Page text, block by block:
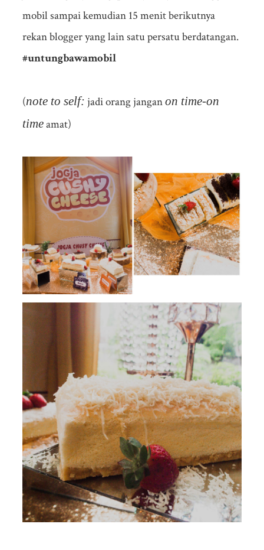
mobil sampai kemudian 15 menit berikutnya
rekan blogger yang lain satu persatu berdatangan.
#untungbawamobil
(note to self: jadi orang janganon time-on
timeamat)